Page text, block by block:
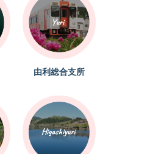
由利総合支所